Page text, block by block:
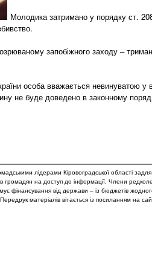
Молодика затримано у порядку ст.
запобіжного заходу –
особа вважається невинуватою у
не буде доведено в законному
лідерами Кіровоградської області
громадян на доступ до інформації. Члени
фінансування від держави – із бюджетів
матеріалів вітається із посиланням на